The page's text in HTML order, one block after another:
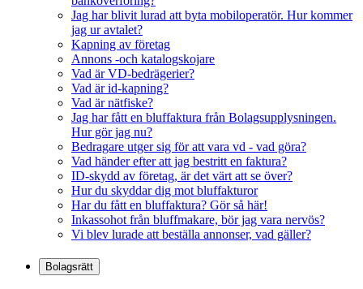
Jag har blivit lurad att byta mobiloperatör. Hur kommer
jag ur avtalet?
Kapning av företag
Annons -och katalogskojare
Vad är VD-bedrägerier?
Vad är id-kapning?
Vad är nätfiske?
Jag har fått en bluffaktura från Bolagsupplysningen.
Hur gör jag nu?
Bedragare utger sig för att vara vd - vad göra?
Vad händer efter att jag bestritt en faktura?
ID-skydd av företag, är det värt att se över?
Hur du skyddar dig mot bluffakturor
Har du fått en bluffaktura? Gör så här!
Inkassohot från bluffmakare, bör jag vara nervös?
Vi blev lurade att beställa annonser, vad gäller?
Bolagsrätt